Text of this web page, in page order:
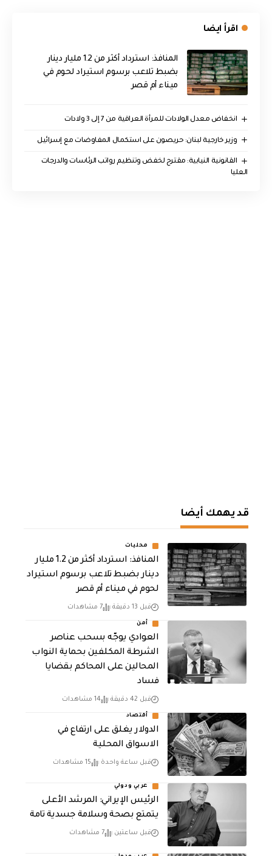
اقرأ ايضا
المنافذ: استرداد أكثر من 1.2 مليار دينار
بضبط تلاعب برسوم استيراد لحوم في
ميناء أم قصر
انخفاض معدل الولادات للمرأة العراقية من 7 إلى 3 ولادات
وزير خارجية لبنان: حريصون على استكمال المفاوضات مع إسرائيل
القانونية النيابية: مقترح لخفض وتنظيم رواتب الرئاسات والدرجات
العليا
قد يهمك أيضا
محليات
المنافذ: استرداد أكثر من 1.2 مليار
دينار بضبط تلاعب برسوم استيراد
لحوم في ميناء أم قصر
قبل 13 دقيقة 7 مشاهدات
أمن
العوادي يوجّه بسحب عناصر
الشرطة المكلفين بحماية النواب
المحالين على المحاكم بقضايا
فساد
قبل 42 دقيقة 14 مشاهدات
أقتصاد
الدولار يغلق على ارتفاع في
الاسواق المحلية
قبل ساعة واحدة 15 مشاهدات
عربي ودولي
الرئيس الإيراني: المرشد الأعلى
يتمتع بصحة وسلامة جسدية تامة
قبل ساعتين 7 مشاهدات